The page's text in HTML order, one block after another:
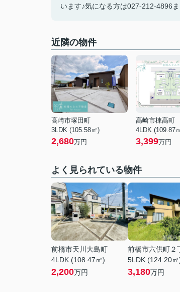
います♪気になる方は027-212-4896
近隣の物件
高崎市塚田町
3LDK (105.58㎡)
2,680万円
高崎市棟高町
4LDK (109.87
3,399万円
よく見られている物件
前橋市天川大島町
4LDK (108.47㎡)
2,200万円
前橋市六供町２
5LDK (124.20㎡
3,180万円